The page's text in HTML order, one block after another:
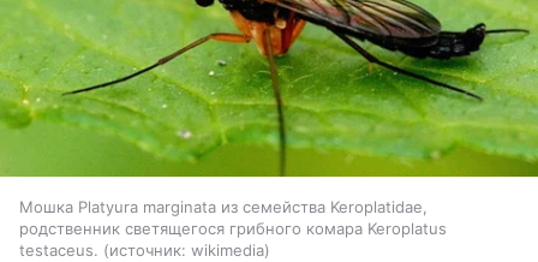
Мошка Platyura marginata из семейства Keroplatidae,
родственник светящегося грибного комара Keroplatus
testaceus.
источник: wikimedia